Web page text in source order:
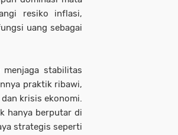
resiko inflasi,
uang sebagai
stabilitas
praktik ribawi,
krisis ekonomi.
hanya berputar di
strategis seperti